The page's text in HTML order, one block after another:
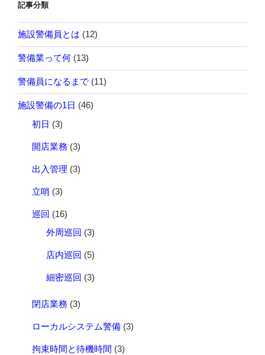
記事分類
施設警備員とは (12)
警備業って何 (13)
警備員になるまで (11)
施設警備の1日 (46)
初日 (3)
開店業務 (3)
出入管理 (3)
立哨 (3)
巡回 (16)
外周巡回 (3)
店内巡回 (5)
細密巡回 (3)
閉店業務 (3)
ローカルシステム警備 (3)
拘束時間と待機時間 (3)